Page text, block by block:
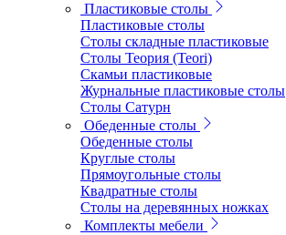
Пластиковые столы
Пластиковые столы
Столы складные пластиковые
Столы Теория (Teori)
Скамьи пластиковые
Журнальные пластиковые столы
Столы Сатурн
Обеденные столы
Обеденные столы
Круглые столы
Прямоугольные столы
Квадратные столы
Столы на деревянных ножках
Комплекты мебели